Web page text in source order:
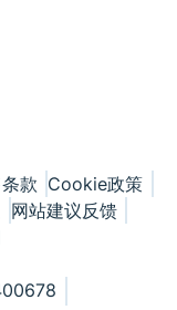
款 Cookie政策
网站建议反馈